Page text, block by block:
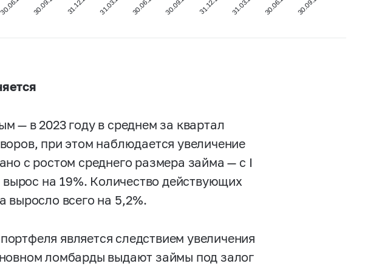
— в 2023 году в среднем за квартал
при этом наблюдается увеличение
с ростом среднего размера займа — с I
вырос на 19%. Количество действующих
выросло всего на 5,2%.
является следствием увеличения
ломбарды выдают займы под залог